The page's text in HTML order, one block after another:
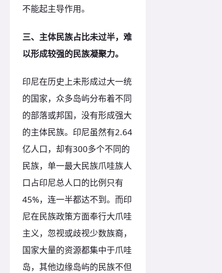
不能起主导作用。
三、主体民族占比未过半，难
以形成较强的民族凝聚力。
印尼在历史上未形成过大一统
的国家，众多岛屿分布着不同
的部落或邦国，没有形成强大
的主体民族。印尼虽然有2.64
亿人口，却有300多个不同的
民族，单一最大民族爪哇族人
口占印尼总人口的比例只有
45%，连一半都达不到。而印
尼在民族政策方面奉行大爪哇
主义，忽视或歧视少数族裔，
国家大量的资源都集中于爪哇
岛，其他边缘岛屿的民族不但